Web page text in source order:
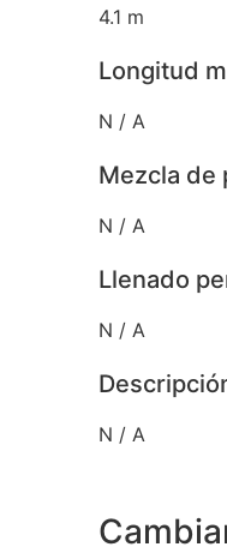
4.1 m
Longitud
N / A
Mezcla de
N / A
Llenado
N / A
N / A